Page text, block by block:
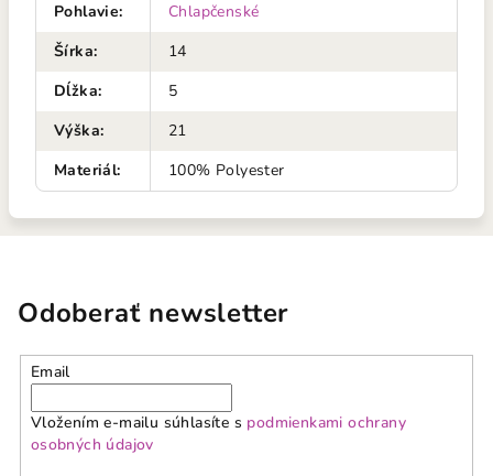
Pohlavie:
Chlapčenské
Šírka:
14
Dĺžka:
5
Výška:
21
Materiál: 100% Polyester
Odoberať newsletter
Email
Vložením e-mailu súhlasíte s podmienkami ochrany
osobných údajov